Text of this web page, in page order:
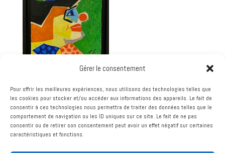
Gérer le consentement
Pour offrir les meilleures expériences, nous utilisons des technologies telles que
les cookies pour stocker et/ou accéder aux informations des appareils. Le fait de
consentir à ces technologies nous permettra de traiter des données telles que le
comportement de navigation ou les ID uniques sur ce site. Le fait de ne pas
consentir ou de retirer son consentement peut avoir un effet négatif sur certaines
caractéristiques et fonctions.
ZAVATTA 94 – HUILE SUR
TOILE
360,00€